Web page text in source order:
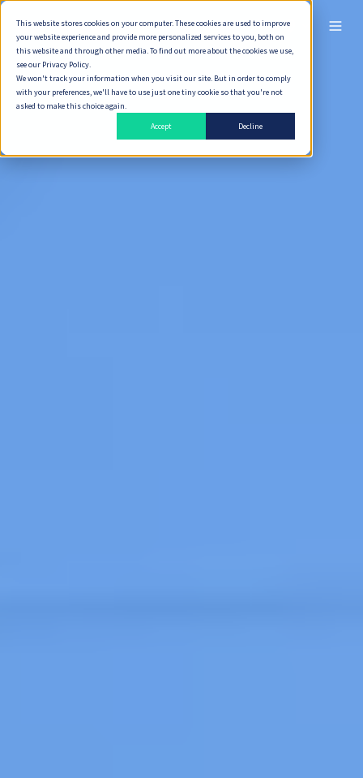
This website stores cookies on your computer. These cookies are used to improve
your website experience and provide more personalized services to you, both on
this website and through other media. To find out more about the cookies we use,
see our Privacy Policy.
We won't track your information when you visit our site. But in order to comply
with your preferences, we'll have to use just one tiny cookie so that you're not
asked to make this choice again.
Accept
Decline
ไทย